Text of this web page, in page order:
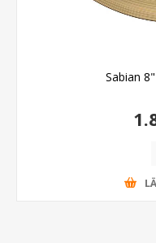
Sabian